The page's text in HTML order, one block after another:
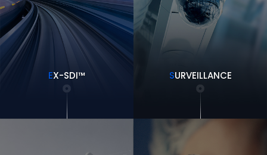
EX-SDI™ SURVEILLANCE
more